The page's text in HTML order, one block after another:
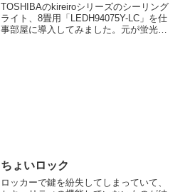
TOSHIBAのkireiroシリーズのシーリング
ライト、8畳用「LEDH94075Y-LC」を仕
事部屋に導入してみました。元が蛍光灯
ちょいロック
ロッカーで鍵を紛失してしまっていて、